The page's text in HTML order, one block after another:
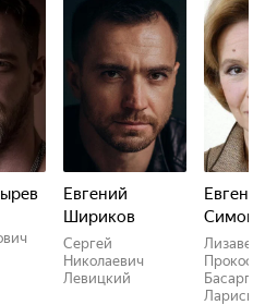
Евгений
Шириков
Сергей
Николаевич
Левицкий